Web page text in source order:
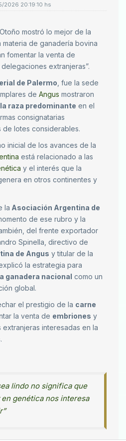
2026 20:19:10 hs
mostró lo mejor de la
de ganadería bovina
fomentar la venta de
extranjeras”.
de Palermo , fue la sede
de Angus mostraron
raza predominante en el
consignatarias
lotes considerables.
inicial de los avances de la
está relacionado a las
y el interés que la
en otros continentes y
la Asociación Argentina de
de ese rubro y la
del frente exportador
Spinella, directivo de
de Angus y titular de la
la estrategia para
ganadera nacional como un
global.
el prestigio de la carne
la venta de embriones y
interesadas en la
lindo no significa que
genética nos interesa